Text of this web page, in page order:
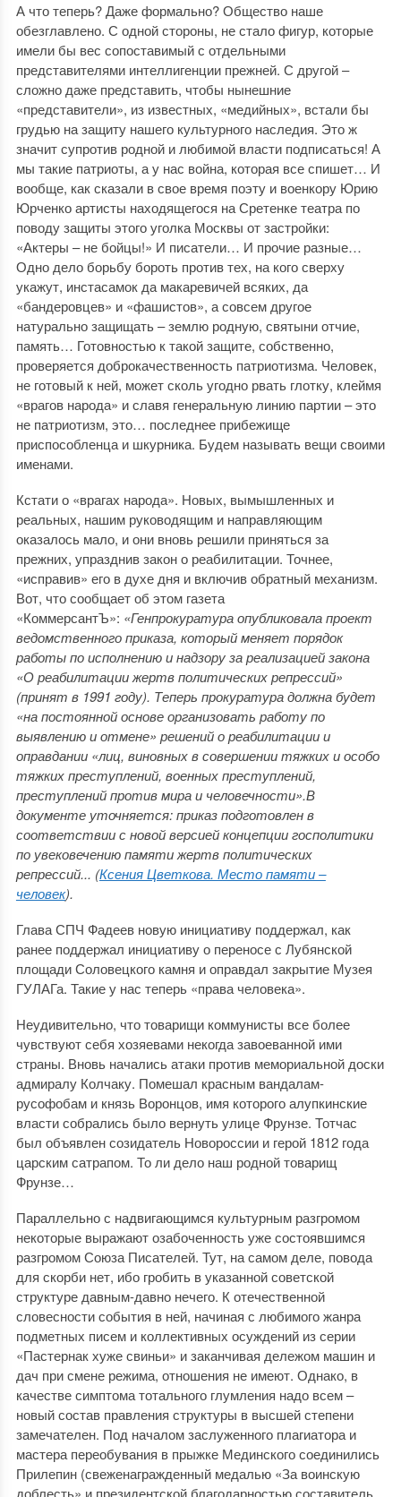
А что теперь? Даже формально? Общество наше
обезглавлено. С одной стороны, не стало фигур, которые
имели бы вес сопоставимый с отдельными
представителями интеллигенции прежней. С другой –
сложно даже представить, чтобы нынешние
«представители», из известных, «медийных», встали бы
грудью на защиту нашего культурного наследия. Это ж
значит супротив родной и любимой власти подписаться! А
мы такие патриоты, а у нас война, которая все спишет… И
вообще, как сказали в свое время поэту и военкору Юрию
Юрченко артисты находящегося на Сретенке театра по
поводу защиты этого уголка Москвы от застройки:
«Актеры – не бойцы!» И писатели… И прочие разные…
Одно дело борьбу бороть против тех, на кого сверху
укажут, инстасамок да макаревичей всяких, да
«бандеровцев» и «фашистов», а совсем другое
натурально защищать – землю родную, святыни отчие,
память… Готовностью к такой защите, собственно,
проверяется доброкачественность патриотизма. Человек,
не готовый к ней, может сколь угодно рвать глотку, клеймя
«врагов народа» и славя генеральную линию партии – это
не патриотизм, это… последнее прибежище
приспособленца и шкурника. Будем называть вещи своими
именами.
Кстати о «врагах народа». Новых, вымышленных и
реальных, нашим руководящим и направляющим
оказалось мало, и они вновь решили приняться за
прежних, упразднив закон о реабилитации. Точнее,
«исправив» его в духе дня и включив обратный механизм.
Вот, что сообщает об этом газета
«КоммерсантЪ»: «Генпрокуратура опубликовала проект
ведомственного приказа, который меняет порядок
работы по исполнению и надзору за реализацией закона
«О реабилитации жертв политических репрессий»
(принят в 1991 году). Теперь прокуратура должна будет
«на постоянной основе организовать работу по
выявлению и отмене» решений о реабилитации и
оправдании «лиц, виновных в совершении тяжких и особо
тяжких преступлений, военных преступлений,
преступлений против мира и человечности».В
документе уточняется: приказ подготовлен в
соответствии с новой версией концепции госполитики
по увековечению памяти жертв политических
репрессий... (Ксения Цветкова. Место памяти –
человек).
Глава СПЧ Фадеев новую инициативу поддержал, как
ранее поддержал инициативу о переносе с Лубянской
площади Соловецкого камня и оправдал закрытие Музея
ГУЛАГа. Такие у нас теперь «права человека».
Неудивительно, что товарищи коммунисты все более
чувствуют себя хозяевами некогда завоеванной ими
страны. Вновь начались атаки против мемориальной доски
адмиралу Колчаку. Помешал красным вандалам-
русофобам и князь Воронцов, имя которого алупкинские
власти собрались было вернуть улице Фрунзе. Тотчас
был объявлен созидатель Новороссии и герой 1812 года
царским сатрапом. То ли дело наш родной товарищ
Фрунзе…
Параллельно с надвигающимся культурным разгромом
некоторые выражают озабоченность уже состоявшимся
разгромом Союза Писателей. Тут, на самом деле, повода
для скорби нет, ибо гробить в указанной советской
структуре давным-давно нечего. К отечественной
словесности события в ней, начиная с любимого жанра
подметных писем и коллективных осуждений из серии
«Пастернак хуже свиньи» и заканчивая дележом машин и
дач при смене режима, отношения не имеют. Однако, в
качестве симптома тотального глумления надо всем –
новый состав правления структуры в высшей степени
замечателен. Под началом заслуженного плагиатора и
мастера переобувания в прыжке Мединского соединились
Прилепин (свеженагражденный медалью «За воинскую
доблесть» и президентской благодарностью составитель